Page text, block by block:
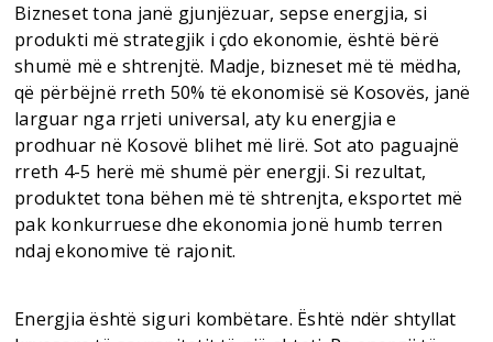
Bizneset tona janë gjunjëzuar, sepse energjia, si
produkti më strategjik i çdo ekonomie, është bërë
shumë më e shtrenjtë. Madje, bizneset më të mëdha,
që përbëjnë rreth 50% të ekonomisë së Kosovës, janë
larguar nga rrjeti universal, aty ku energjia e
prodhuar në Kosovë blihet më lirë. Sot ato paguajnë
rreth 4-5 herë më shumë për energji. Si rezultat,
produktet tona bëhen më të shtrenjta, eksportet më
pak konkurruese dhe ekonomia jonë humb terren
ndaj ekonomive të rajonit.
Energjia është siguri kombëtare. Është ndër shtyllat